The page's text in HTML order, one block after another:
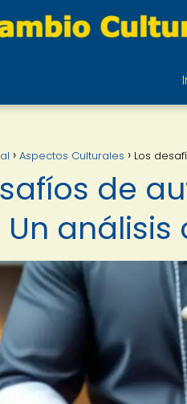
Aspectos Culturales Los
de
Un análisis